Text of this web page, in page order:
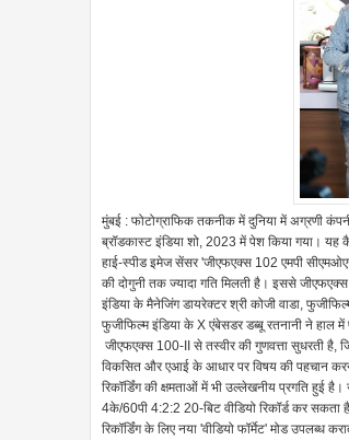
मुंबई : फोटोग्राफिक तकनीक में दुनिया में अग्रणी
ब्रॉडकास्ट इंडिया शो, 2023 में पेश किया गया।
हाई-स्पीड इमेज सेंसर 'जीएफएक्स 102 एमपी
की दोगुनी तक ज्यादा गति मिलती है। इससे
इंडिया के मैनेजिंग डायरेक्टर श्री कोजी वाडा,
फुजीफिल्म इंडिया के X एंबेसडर डब्बू रतनानी ने
जीएफएक्स 100-II से तस्वीर की गुणवत्ता सुधरती
विकसित और एआई के आधार पर विषय की पहचान
रिकॉर्डिंग की क्षमताओं में भी उल्लेखनीय प्रगति
4के/60पी 4:2:2 20-बिट वीडियो रिकॉर्ड कर सकता
रिकॉर्डिंग के लिए नया 'वीडियो फॉर्मेट' मोड उपलब्ध